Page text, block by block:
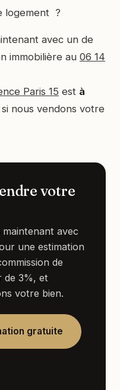
logement ?
avec un de
immobilière au 06 14
Paris 15 est à
nous vendons votre
votre
avec
une estimation
de
de 3%, et
votre bien.
gratuite